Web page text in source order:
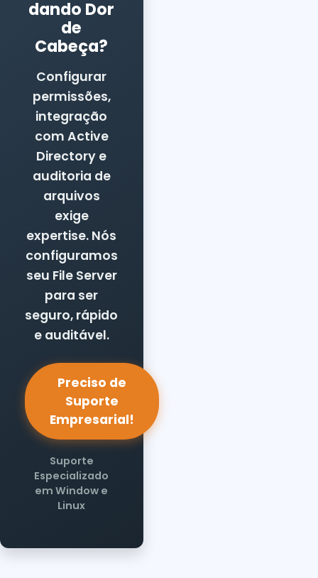
dando Dor
de
Cabeça?
Configurar
permissões,
integração
com Active
Directory e
auditoria de
arquivos
exige
expertise. Nós
configuramos
seu File Server
para ser
seguro, rápido
e auditável.
Preciso de
Suporte
Empresarial!
Suporte
Especializado
em Window e
Linux